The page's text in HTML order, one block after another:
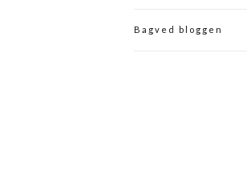
Bagved bloggen